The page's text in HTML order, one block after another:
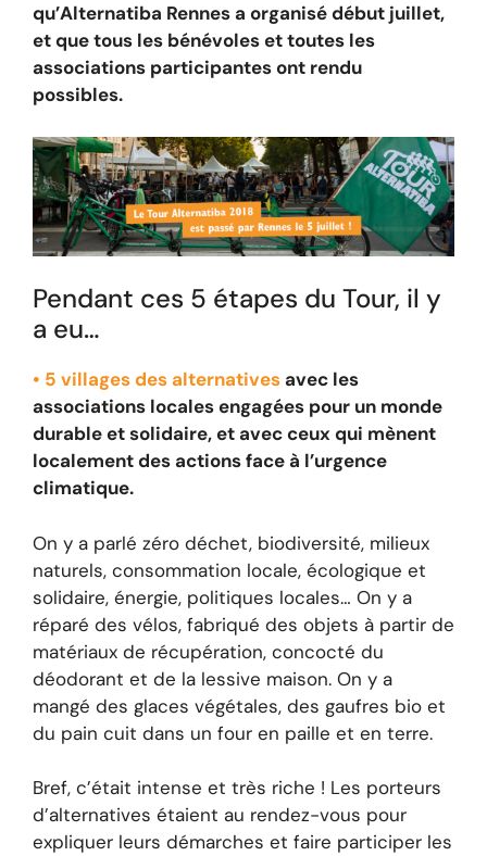
qu’Alternatiba Rennes a organisé début juillet,
et que tous les bénévoles et toutes les
associations participantes ont rendu
possibles.
Pendant ces 5 étapes du Tour, il y
a eu…
• 5 villages des alternatives avec les
associations locales engagées pour un monde
durable et solidaire, et avec ceux qui mènent
localement des actions face à l’urgence
climatique.
On y a parlé zéro déchet, biodiversité, milieux
naturels, consommation locale, écologique et
solidaire, énergie, politiques locales… On y a
réparé des vélos, fabriqué des objets à partir de
matériaux de récupération, concocté du
déodorant et de la lessive maison. On y a
mangé des glaces végétales, des gaufres bio et
du pain cuit dans un four en paille et en terre.
Bref, c’était intense et très riche ! Les porteurs
d’alternatives étaient au rendez-vous pour
expliquer leurs démarches et faire participer les